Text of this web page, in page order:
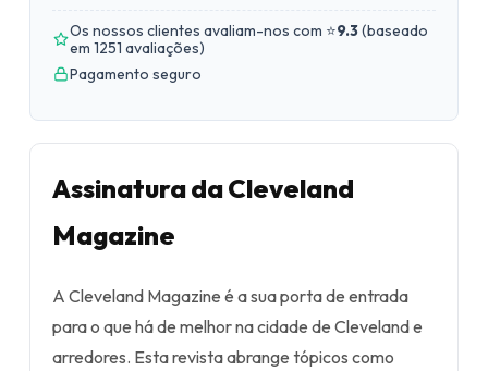
Os nossos clientes avaliam-nos com ⭐9.3(baseado
em 1251 avaliações)
Pagamento seguro
Assinatura da Cleveland
Magazine
A Cleveland Magazine é a sua porta de entrada
para o que há de melhor na cidade de Cleveland e
arredores. Esta revista abrange tópicos como